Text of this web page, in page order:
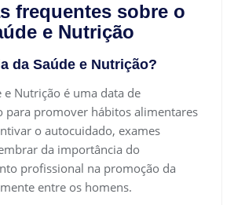
frequentes sobre o
e Nutrição
da Saúde e Nutrição?
e Nutrição é uma data de
para promover hábitos alimentares
o autocuidado, exames
da importância do
profissional na promoção da
entre os homens.